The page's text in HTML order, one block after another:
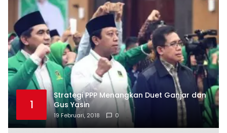
1
Strategi PPP Menangkan Duet Ganjar dan
Gus Yasin
19 Februari, 2018 0